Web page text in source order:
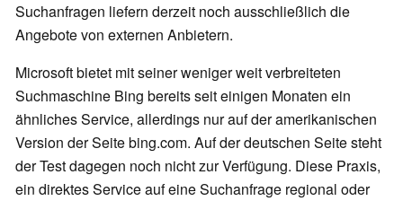
Suchanfragen liefern derzeit noch ausschließlich die
Angebote von externen Anbietern.
Microsoft bietet mit seiner weniger weit verbreiteten
Suchmaschine Bing bereits seit einigen Monaten ein
ähnliches Service, allerdings nur auf der amerikanischen
Version der Seite bing.com. Auf der deutschen Seite steht
der Test dagegen noch nicht zur Verfügung. Diese Praxis,
ein direktes Service auf eine Suchanfrage regional oder